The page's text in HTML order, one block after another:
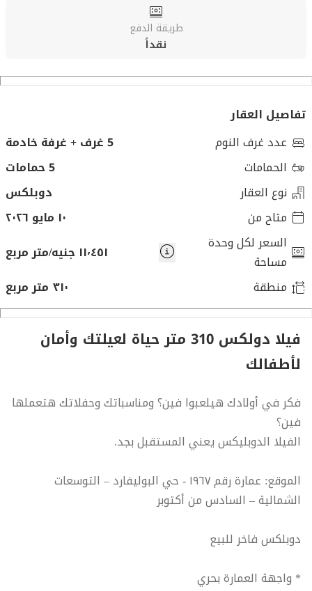
طريقة الدفع
نقداً
تفاصيل العقار
عدد غرف النوم
5 غرف + غرفة خادمة
الحمامات
5 حمامات
نوع العقار
دوبلكس
متاح من
١٠ مايو ٢٠٢٦
السعر لكل وحدة
مساحة
١١٬٤٥١ جنيه/متر مربع
منطقة
٣١٠ متر مربع
فيلا دولكس 310 متر حياة لعيلتك وأمان
لأطفالك
فكر في أولادك هيلعبوا فين؟ ومناسباتك وحفلاتك هتعملها
فين؟
الفيلا الدوبليكس يعني المستقبل بجد.
الموقع: عمارة رقم ١٩٦٧ - حي البوليفارد – التوسعات
الشمالية – السادس من أكتوبر
دوبلكس فاخر للبيع
* واجهة العمارة بحري